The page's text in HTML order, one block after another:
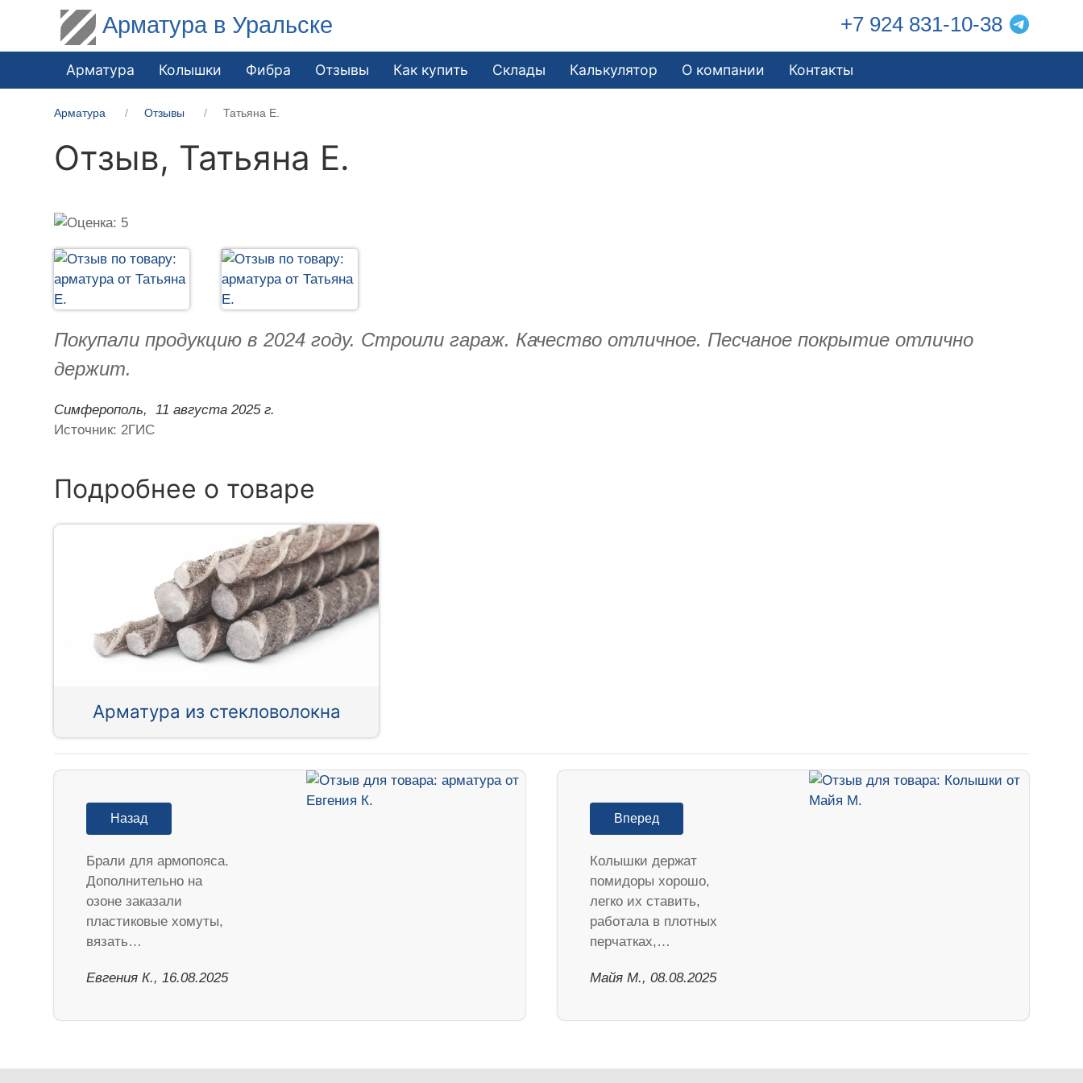
Арматура в Уральске +7 924 831-10-38
Арматура Колышки Фибра Отзывы Как купить Склады Калькулятор О компании Контакты
Арматура Отзывы Татьяна Е.
Отзыв, Татьяна Е.
Покупали продукцию в 2024 году. Строили гараж. Качество отличное. Песчаное покрытие отлично
держит.
Симферополь,
11 августа 2025 г.
Источник: 2ГИС
Подробнее о товаре
Арматура из стекловолокна
Назад
Брали для армопояса.
Дополнительно на
озоне заказали
пластиковые хомуты,
вязать…
Евгения К., 16.08.2025
Вперед
Колышки держат
помидоры хорошо,
легко их ставить,
работала в плотных
перчатках,…
Майя М., 08.08.2025